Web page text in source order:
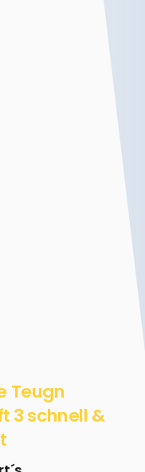
Teugn
3 schnell &